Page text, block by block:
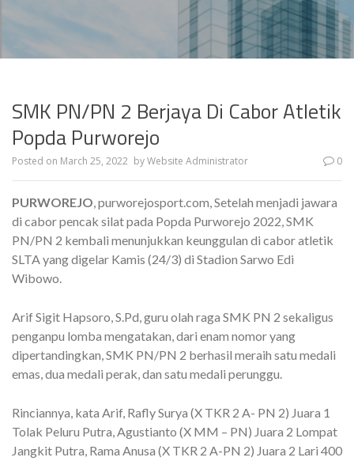
SMK PN/PN 2 Berjaya Di Cabor Atletik
Popda Purworejo
Posted on March 25, 2022 byWebsite Administrator 0
PURWOREJO, purworejosport.com, Setelah menjadi jawara
di cabor pencak silat pada Popda Purworejo 2022, SMK
PN/PN 2 kembali menunjukkan keunggulan di cabor atletik
SLTA yang digelar Kamis (24/3) di Stadion Sarwo Edi
Wibowo.
Arif Sigit Hapsoro, S.Pd, guru olah raga SMK PN 2 sekaligus
penganpu lomba mengatakan, dari enam nomor yang
dipertandingkan, SMK PN/PN 2 berhasil meraih satu medali
emas, dua medali perak, dan satu medali perunggu.
Rinciannya, kata Arif, Rafly Surya (X TKR 2 A- PN 2) Juara 1
Tolak Peluru Putra, Agustianto (X MM – PN) Juara 2 Lompat
Jangkit Putra, Rama Anusa (X TKR 2 A-PN 2) Juara 2 Lari 400